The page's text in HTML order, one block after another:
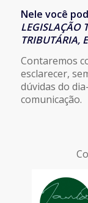
Nele você
LEGISLAÇÃO
TRIBUTÁRIA,
Contaremos
esclarecer,
dúvidas do
comunicação.